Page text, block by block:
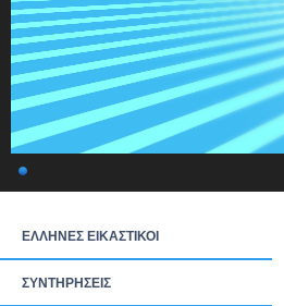
ΕΛΛΗΝΕΣ ΕΙΚΑΣΤΙΚΟΙ
ΣΥΝΤΗΡΗΣΕΙΣ